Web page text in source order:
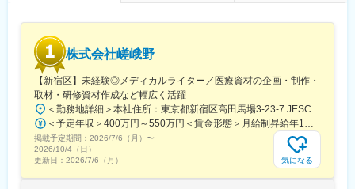
四半期に一回程度の対面で会うキックオフの機会もご用意してお
ります。
■当社について：
当社は、「テクノロジーの力で人々の健康寿命を延ばす」ことを
理念に掲げ、医師専用のWebサービスやアプリを展開していま
す。
当社が提供する「ヒポクラ」は、約70,000人以上の医師が参加す
株式会社嵯峨野
【新宿区】未経験◎メディカルライター／医療資材の企画・制作・
取材・研修資材作成など幅広く活躍
＜勤務地詳細＞本社住所：東京都新宿区高田馬場3-23-7 JESCO高田馬場3F受動喫煙対策：屋内全面禁煙変更の範囲：会社の定める事業所（リモートワーク含む）
＜予定年収＞400万円～550万円＜賃金形態＞月給制昇給年1回、賞与年2回（実績）＜賃金内訳＞月額（基本給）：250,000円～350,000円＜月給＞250,000円～350,000円＜昇給有無＞有＜残業手当＞有＜給与補足＞経験・能力を考慮して決定します賃金はあくまでも目安の金額であり、選考を通じて上下する可能性があります。月給(月額)は固定手当を含めた表記です。
掲載予定期間： 2026/7/6（月） 〜
2026/10/4（日）
更新日： 2026/7/6（月） 気になる